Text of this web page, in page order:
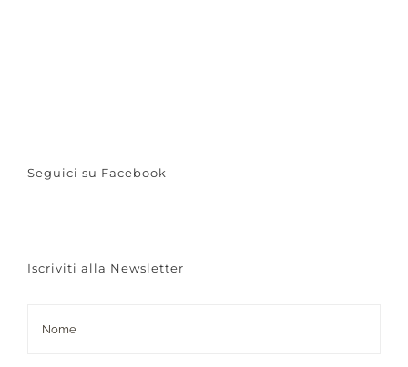
Seguici su Facebook
Iscriviti alla Newsletter